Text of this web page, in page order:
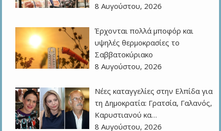
8 Αυγούστου, 2026
Έρχονται πολλά μποφόρ και
υψηλές θερμοκρασίες το
Σαββατοκύριακο
8 Αυγούστου, 2026
Νέες καταγγελίες στην Ελπίδα για
τη Δημοκρατία: Γρατσία, Γαλανός,
Καρυστιανού κα…
8 Αυγούστου, 2026